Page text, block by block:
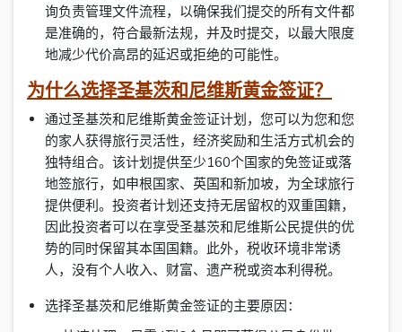
询负责管理文件流程，以确保我们提交的所有文件都
是准确的，符合最新法规，并及时提交，以最大限度
地减少代价高昂的延迟或拒绝的可能性。
为什么选择圣基茨和尼维斯黄金签证？
通过圣基茨和尼维斯黄金签证计划，您可以为您和您
的家人获得旅行灵活性，经济奖励和生活方式机会的
独特组合。该计划提供至少160个国家的免签证或落
地签旅行，如申根国家、英国和新加坡，为全球旅行
提供便利。投资者计划还支持无居留权的双重国籍，
因此投资者可以在享受圣基茨和尼维斯公民提供的优
势的同时保留其本国国籍。此外，税收环境非常诱
人，没有个人收入、财富、遗产税或资本利得税。
选择圣基茨和尼维斯黄金签证的主要原因：